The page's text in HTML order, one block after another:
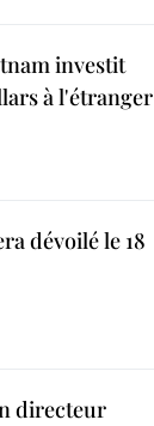
investit
à l'étranger
dévoilé le 18
directeur